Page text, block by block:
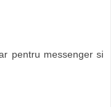
pentru messenger si